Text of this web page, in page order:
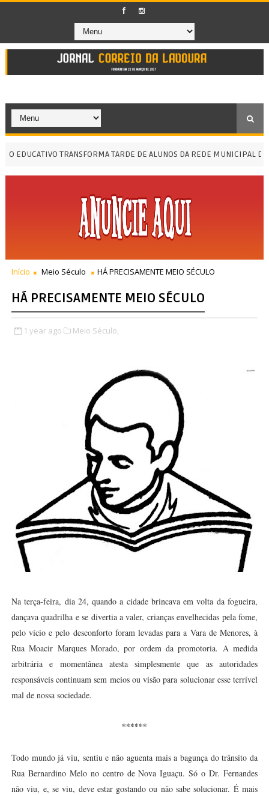
EDUCATIVO TRANSFORMA TARDE DE ALUNOS DA REDE MUNICIPAL DE
Início Meio Século HÁ PRECISAMENTE MEIO SÉCULO
HÁ PRECISAMENTE MEIO SÉCULO
1 year ago Meio Século,
Na terça-feira, dia 24, quando a cidade brincava em volta da fogueira,
dançava quadrilha e se divertia a valer, crianças envelhecidas pela fome,
pelo vício e pelo desconforto foram levadas para a Vara de Menores, à
Rua Moacir Marques Morado, por ordem da promotoria. A medida
arbitrária e momentânea atesta simplesmente que as autoridades
responsáveis continuam sem meios ou visão para solucionar esse terrível
mal de nossa sociedade.
******
Todo mundo já viu, sentiu e não aguenta mais a bagunça do trânsito da
Rua Bernardino Melo no centro de Nova Iguaçu. Só o Dr. Fernandes
não viu, e, se viu, deve estar gostando ou não sabe solucionar. É mais